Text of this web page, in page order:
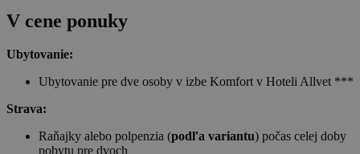
V cene ponuky
Ubytovanie:
Ubytovanie pre dve osoby v izbe Komfort v Hoteli Allvet ***
Strava:
Raňajky alebo polpenzia (podľa variantu) počas celej doby
pobytu pre dvoch